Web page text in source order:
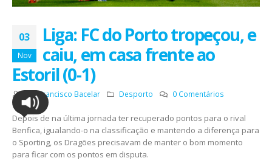
03
Nov
Liga: FC do Porto tropeçou, e
caiu, em casa frente ao
Estoril (0-1)
PorFrancisco Bacelar Desporto 0 Comentários
Depois de na última jornada ter recuperado pontos para o rival
Benfica, igualando-o na classificação e mantendo a diferença para
o Sporting, os Dragões precisavam de manter o bom momento
para ficar com os pontos em disputa.